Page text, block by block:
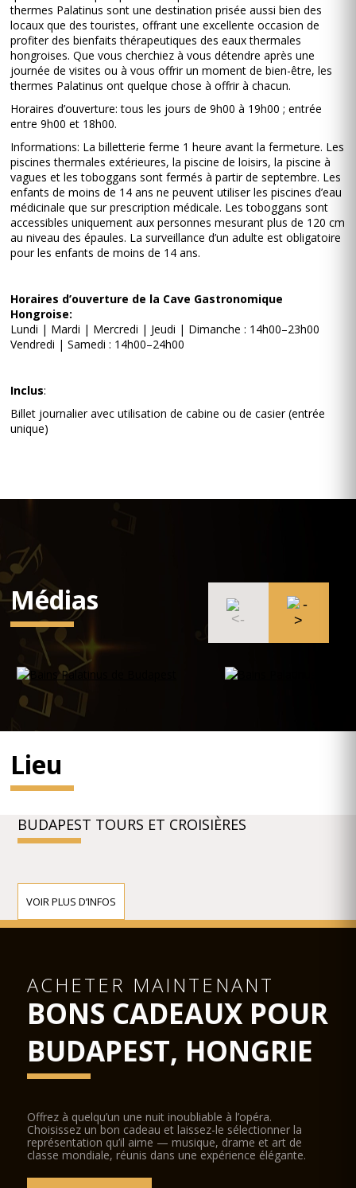
thermes Palatinus sont une destination prisée aussi bien des
locaux que des touristes, offrant une excellente occasion de
profiter des bienfaits thérapeutiques des eaux thermales
hongroises. Que vous cherchiez à vous détendre après une
journée de visites ou à vous offrir un moment de bien-être, les
thermes Palatinus ont quelque chose à offrir à chacun.
Horaires d’ouverture: tous les jours de 9h00 à 19h00 ; entrée
entre 9h00 et 18h00.
Informations: La billetterie ferme 1 heure avant la fermeture. Les
piscines thermales extérieures, la piscine de loisirs, la piscine à
vagues et les toboggans sont fermés à partir de septembre. Les
enfants de moins de 14 ans ne peuvent utiliser les piscines d’eau
médicinale que sur prescription médicale. Les toboggans sont
accessibles uniquement aux personnes mesurant plus de 120 cm
au niveau des épaules. La surveillance d’un adulte est obligatoire
pour les enfants de moins de 14 ans.
Horaires d’ouverture de la Cave Gastronomique
Hongroise:
Lundi | Mardi | Mercredi | Jeudi | Dimanche : 14h00–23h00
Vendredi | Samedi : 14h00–24h00
Inclus:
Billet journalier avec utilisation de cabine ou de casier (entrée
unique)
Médias
Lieu
BUDAPEST TOURS ET CROISIÈRES
VOIR PLUS D’INFOS
ACHETER MAINTENANT
BONS CADEAUX POUR
BUDAPEST, HONGRIE
Offrez à quelqu’un une nuit inoubliable à l’opéra.
Choisissez un bon cadeau et laissez-le sélectionner la
représentation qu’il aime — musique, drame et art de
classe mondiale, réunis dans une expérience élégante.